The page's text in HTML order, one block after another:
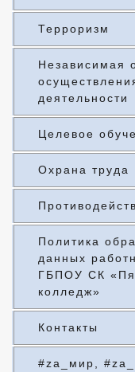
Терроризм
Независимая
деятельности
Целевое
Охрана труда
Политика
данных
ГБПОУ СК
колледж»
Контакты
#za_мир,